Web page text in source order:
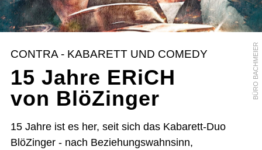
BÜRO BACHMEIER
CONTRA - KABARETT UND COMEDY
15 Jahre ERiCH
von BlöZinger
15 Jahre ist es her, seit sich das Kabarett-Duo
BlöZinger - nach Beziehungswahnsinn,